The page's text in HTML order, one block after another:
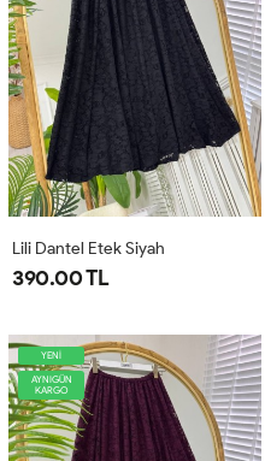
Lili Dantel Etek Siyah
390.00 TL
YENİ
AYNIGÜN
KARGO